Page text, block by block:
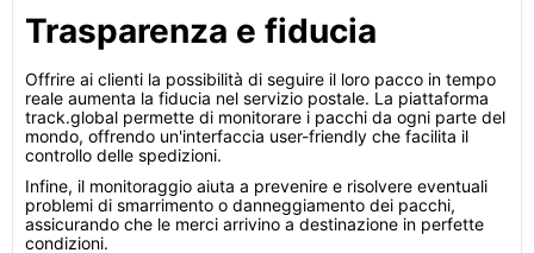
Trasparenza e fiducia
Offrire ai clienti la possibilità di seguire il loro pacco in tempo
reale aumenta la fiducia nel servizio postale. La piattaforma
track.global permette di monitorare i pacchi da ogni parte del
mondo, offrendo un'interfaccia user-friendly che facilita il
controllo delle spedizioni.
Infine, il monitoraggio aiuta a prevenire e risolvere eventuali
problemi di smarrimento o danneggiamento dei pacchi,
assicurando che le merci arrivino a destinazione in perfette
condizioni.